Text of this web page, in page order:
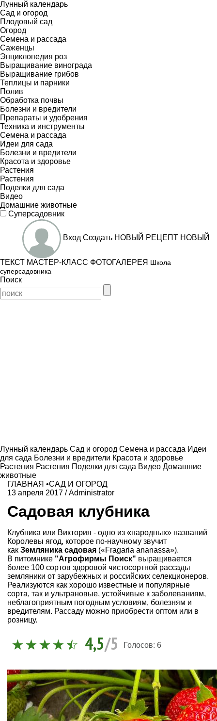
Лунный календарь
Сад и огород
Плодовый сад
Огород
Семена и рассада
Саженцы
Энциклопедия роз
Выращивание винограда
Выращивание грибов
Теплицы и парники
Полив
Обработка почвы
Болезни и вредители
Препараты и удобрения
Техника и инструменты
Семена и рассада
Идеи для сада
Болезни и вредители
Красота и здоровье
Растения
Растения
Поделки для сада
Видео
Домашние животные
Суперсадовник
Вход Создать НОВЫЙ РЕЦЕПТ НОВЫЙ
ТЕКСТ МАСТЕР-КЛАСС ФОТОГАЛЕРЕЯ Школа
суперсадовника
Поиск
Лунный календарь Сад и огород Семена и рассада Идеи
для сада Болезни и вредители Красота и здоровье
Растения Растения Поделки для сада Видео Домашние
животные
ГЛАВНАЯ •САД И ОГОРОД
13 апреля 2017 /Administrator
Садовая клубника
Клубника или Виктория - одно из «народных» названий
Королевы ягод, которое по-научному звучит
как Земляника садовая («Fragaria ananassa»).
В питомнике "Агрофирмы Поиск" выращивается
более 100 сортов здоровой чистосортной рассады
земляники от зарубежных и российских селекционеров.
Реализуются как хорошо известные и популярные
сорта, так и ультрановые, устойчивые к заболеваниям,
неблагоприятным погодным условиям, болезням и
вредителям. Рассаду можно приобрести оптом или в
розницу.
4,5/5 Голосов: 6